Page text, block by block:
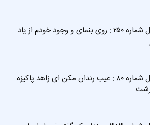
غزل شماره ۲۵۰ : روی بنمای و وجود خودم از یاد
غزل شماره ۸۰ : عیب رندان مکن ای زاهد پاکیزه